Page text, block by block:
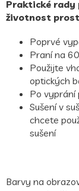
Praktické rady
životnost
Poprvé
Praní na
Použijte
optických
Po
Sušení v
chcete
sušení
Barvy na